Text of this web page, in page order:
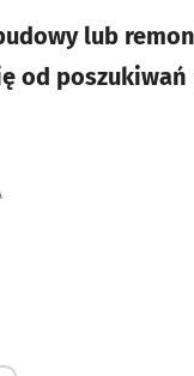
lub
od